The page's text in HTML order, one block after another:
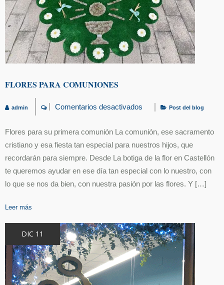
FLORES PARA COMUNIONES
admin Comentarios desactivados
para
comuniones
Post del blog
Flores para su primera comunión La comunión, ese sacramento
cristiano y esa fiesta tan especial para nuestros hijos, que
recordarán para siempre. Desde La botiga de la flor en Castellón
te queremos ayudar en ese día tan especial con lo nuestro, con
lo que se nos da bien, con nuestra pasión por las flores. Y […]
Leer más
DIC 11